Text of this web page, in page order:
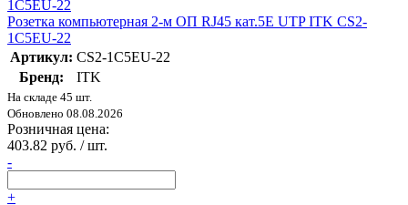
Розетка компьютерная 2-м ОП RJ45 кат.5E UTP ITK CS2-
1C5EU-22
Артикул: CS2-1C5EU-22
Бренд:
ITK
На складе 45 шт.
Обновлено 08.08.2026
Розничная цена:
403.82 руб. / шт.
-
+